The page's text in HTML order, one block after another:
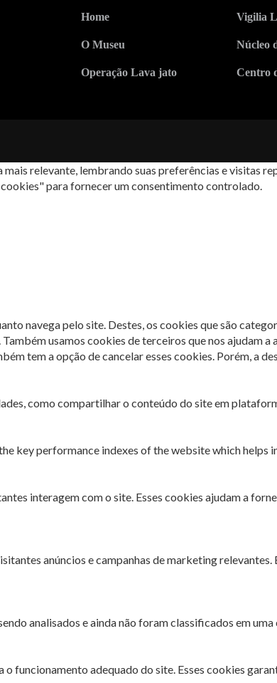
Home
O Museu
Operação Lava jato
Vigilia
Núcleo
Centro
relevante, lembrando suas preferências e visitas
para fornecer um consentimento controlado.
navega pelo site. Destes, os cookies que são
usamos cookies de terceiros que nos ajudam
tem a opção de cancelar esses cookies. Porém, a
como compartilhar o conteúdo do site em
key performance indexes of the website which
interagem com o site. Esses cookies ajudam a
anúncios e campanhas de marketing
analisados ​​e ainda não foram classificados em
funcionamento adequado do site. Esses cookies